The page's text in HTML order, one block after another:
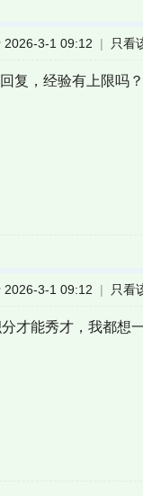
2026-3-1 09:12 | 只看
复，经验有上限吗
2026-3-1 09:12 | 只看
才能秀才，我都想